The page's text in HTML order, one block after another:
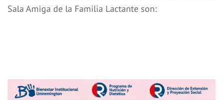
Sala Amiga de la Familia Lactante son: